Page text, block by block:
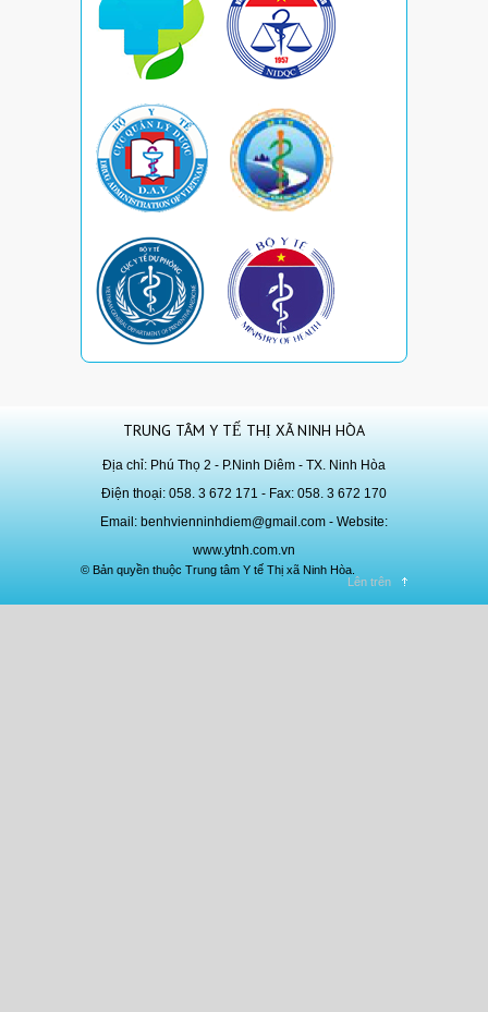
TRUNG TÂM Y TẾ THỊ XÃ NINH HÒA
Địa chỉ: Phú Thọ 2 - P.Ninh Diêm - TX. Ninh Hòa
Điện thoại: 058. 3 672 171 - Fax: 058. 3 672 170
Email: benhvienninhdiem@gmail.com - Website:
www.ytnh.com.vn
© Bản quyền thuộc Trung tâm Y tế Thị xã Ninh Hòa.
Lên trên